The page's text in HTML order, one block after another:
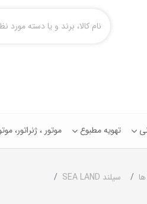
تهویه مطبوع موتور ، ژنراتور،
سیلند SEA LAND